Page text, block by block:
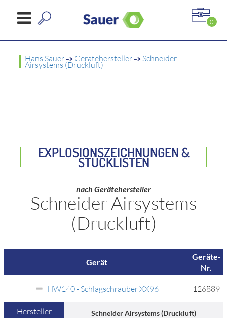
0
Hans Sauer-> Gerätehersteller-> Schneider
Airsystems (Druckluft)
EXPLOSIONSZEICHNUNGEN &
STÜCKLISTEN
nach Gerätehersteller
Schneider Airsystems
(Druckluft)
Gerät
Geräte-
Nr.
HW140 - Schlagschrauber XX96 126889
Hersteller Schneider Airsystems (Druckluft)